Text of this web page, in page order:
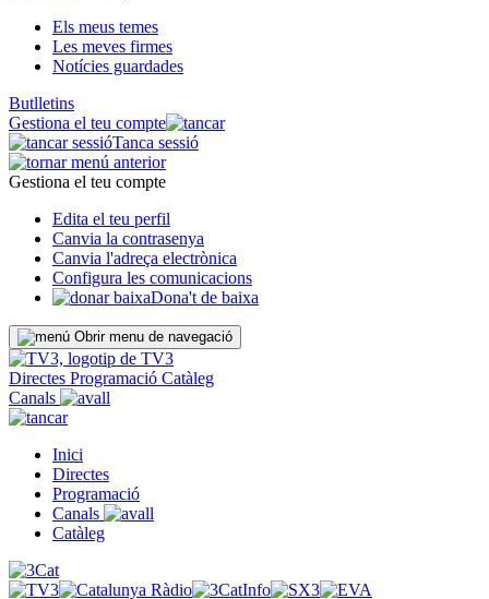
Els meus temes
Les meves firmes
Notícies guardades
Butlletins
Gestiona el teu compte
Tanca sessió
Gestiona el teu compte
Edita el teu perfil
Canvia la contrasenya
Canvia l'adreça electrònica
Configura les comunicacions
Dona't de baixa
Obrir menu de navegació
Directes Programació Catàleg
Canals
Inici
Directes
Programació
Canals
Catàleg